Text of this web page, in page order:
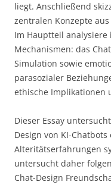
liegt. Anschließend
zentralen Konzepte
Im Hauptteil
Mechanismen: das
Simulation sowie
parasozialer
ethische Implikationen
Dieser Essay
Design von KI-
Alteritätserfahrungen
untersucht daher
Chat-Design